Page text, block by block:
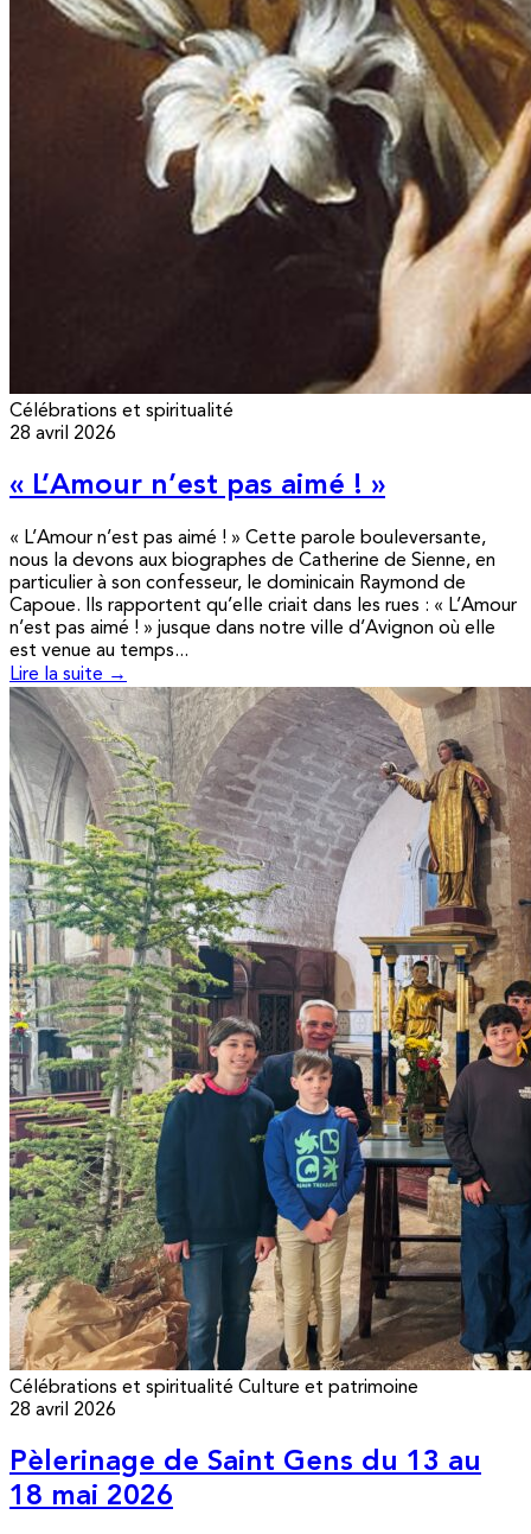
Célébrations et spiritualité
28 avril 2026
« L’Amour n’est pas aimé ! »
« L’Amour n’est pas aimé ! » Cette parole bouleversante,
nous la devons aux biographes de Catherine de Sienne, en
particulier à son confesseur, le dominicain Raymond de
Capoue. Ils rapportent qu’elle criait dans les rues : « L’Amour
n’est pas aimé ! » jusque dans notre ville d’Avignon où elle
est venue au temps...
Lire la suite →
Célébrations et spiritualité Culture et patrimoine
28 avril 2026
Pèlerinage de Saint Gens du 13 au
18 mai 2026